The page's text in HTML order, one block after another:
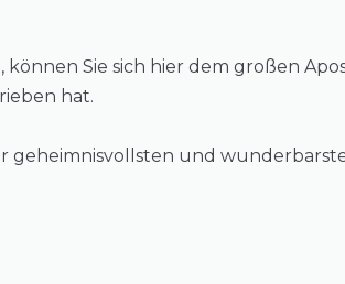
Sie sich hier dem großen
hat.
geheimnisvollsten und